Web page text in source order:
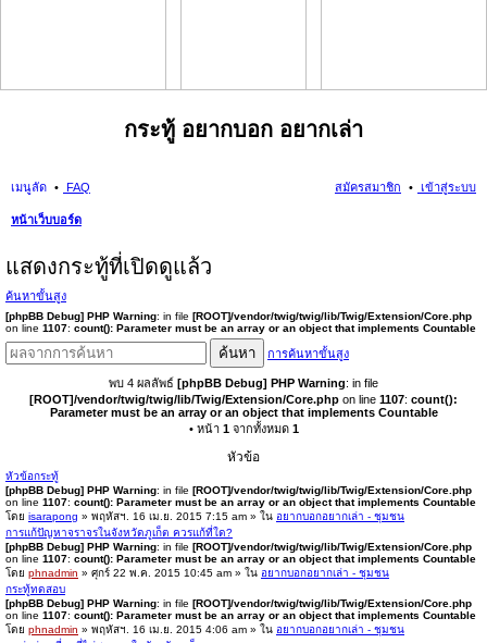
กระทู้ อยากบอก อยากเล่า
เมนูลัด FAQ เข้าสู่ระบบ
สมัครสมาชิก
หน้าเว็บบอร์ด
แสดงกระทู้ที่เปิดดูแล้ว
ค้นหาขั้นสูง
[phpBB Debug] PHP Warning: in file [ROOT]/vendor/twig/twig/lib/Twig/Extension/Core.php
on line 1107: count(): Parameter must be an array or an object that implements Countable
ค้นหา การค้นหาขั้นสูง
พบ 4 ผลลัพธ์ [phpBB Debug] PHP Warning: in file
[ROOT]/vendor/twig/twig/lib/Twig/Extension/Core.php on line 1107: count():
Parameter must be an array or an object that implements Countable
• หน้า 1จากทั้งหมด 1
หัวข้อ
หัวข้อกระทู้
[phpBB Debug] PHP Warning: in file [ROOT]/vendor/twig/twig/lib/Twig/Extension/Core.php
on line 1107: count(): Parameter must be an array or an object that implements Countable
โดย isarapong » พฤหัสฯ. 16 เม.ย. 2015 7:15 am » ใน อยากบอกอยากเล่า - ชุมชน
การแก้ปัญหาจราจรในจังหวัดภูเก็ต ควรแก้ที่ใด?
[phpBB Debug] PHP Warning: in file [ROOT]/vendor/twig/twig/lib/Twig/Extension/Core.php
on line 1107: count(): Parameter must be an array or an object that implements Countable
โดย phnadmin » ศุกร์ 22 พ.ค. 2015 10:45 am » ใน อยากบอกอยากเล่า - ชุมชน
กระทู้ทดสอบ
[phpBB Debug] PHP Warning: in file [ROOT]/vendor/twig/twig/lib/Twig/Extension/Core.php
on line 1107: count(): Parameter must be an array or an object that implements Countable
โดย phnadmin » พฤหัสฯ. 16 เม.ย. 2015 4:06 am » ใน อยากบอกอยากเล่า - ชุมชน